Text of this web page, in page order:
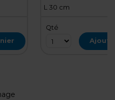
L 30 cm
Qté